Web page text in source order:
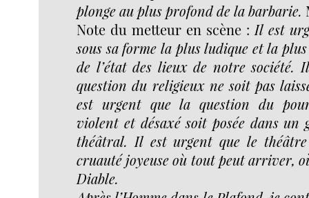
plonge au plus profond de la barbarie.
Note du metteur en scène : Il est
sous sa forme la plus ludique et la
de l’état des lieux de notre société.
question du religieux ne soit pas
est urgent que la question du
violent et désaxé soit posée dans
théâtral. Il est urgent que le
cruauté joyeuse où tout peut arriver,
Diable.